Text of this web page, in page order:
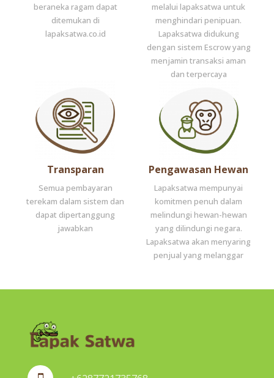
beraneka ragam dapat
ditemukan di
lapaksatwa.co.id
melalui lapaksatwa untuk
menghindari penipuan.
Lapaksatwa didukung
dengan sistem Escrow yang
menjamin transaksi aman
dan terpercaya
Transparan
Semua pembayaran
terekam dalam sistem dan
dapat dipertanggung
jawabkan
Pengawasan Hewan
Lapaksatwa mempunyai
komitmen penuh dalam
melindungi hewan-hewan
yang dilindungi negara.
Lapaksatwa akan menyaring
penjual yang melanggar